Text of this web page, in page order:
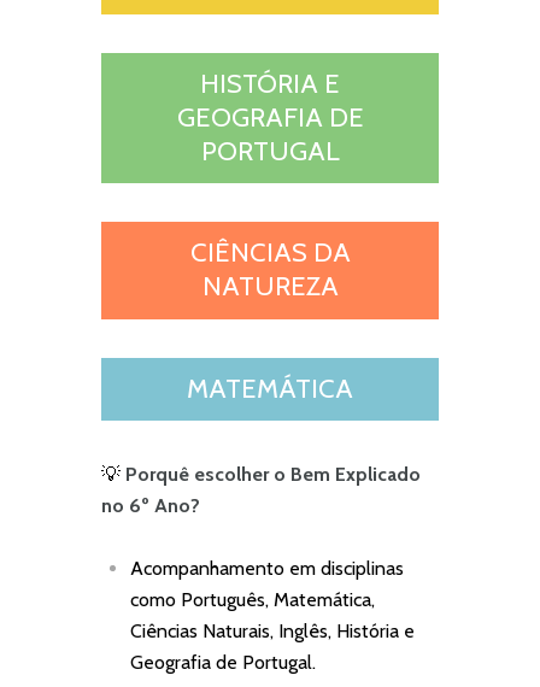
HISTÓRIA E
GEOGRAFIA DE
PORTUGAL
CIÊNCIAS DA
NATUREZA
MATEMÁTICA
💡 Porquê escolher o Bem Explicado
no 6º Ano?
Acompanhamento em disciplinas
como Português, Matemática,
Ciências Naturais, Inglês, História e
Geografia de Portugal.